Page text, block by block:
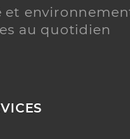
et
au quotidien